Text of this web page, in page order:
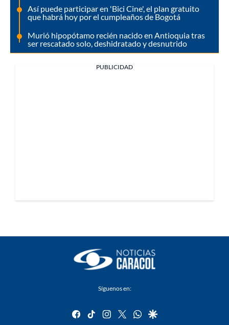
Así puede participar en 'Bici Cine', el plan gratuito
que habrá hoy por el cumpleaños de Bogotá
Murió hipopótamo recién nacido en Antioquia tras
ser rescatado solo, deshidratado y desnutrido
PUBLICIDAD
Síguenos en:
facebook
tiktok instagram
twitterwhatsapp
google